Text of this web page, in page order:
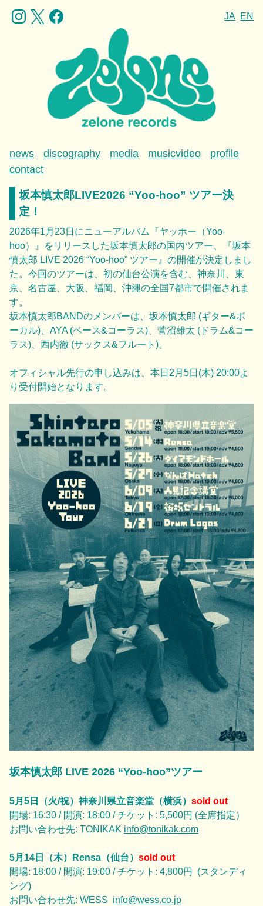
JA EN
news discography media musicvideo
profile
contact
坂本慎太郎LIVE2026 “Yoo-hoo” ツアー決
定！
2026年1月23日にニューアルバム『ヤッホー（Yoo-
hoo）』をリリースした坂本慎太郎の国内ツアー、『坂本
慎太郎 LIVE 2026 “Yoo-hoo” ツアー』の開催が決定しまし
た。今回のツアーは、初の仙台公演を含む、 神奈川、東
京、名古屋、大阪、福岡、沖縄の全国7都市で開催されま
す。
坂本慎太郎BANDのメンバーは、坂本慎太郎 (ギター&ボ
ーカル)、AYA (ベース&コーラス)、菅沼雄太 (ドラム&コー
ラス)、西内徹 (サックス&フルート)。
オフィシャル先行の申し込みは、本日2月5日(木) 20:00よ
り受付開始となります。
坂本慎太郎 LIVE 2026 “Yoo-hoo”ツアー
5月5日（火/祝）神奈川県立音楽堂 （横浜） sold out
開場: 16:30 / 開演: 18:00 / チケット: 5,500円 (全席指定）
お問い合わせ先: TONIKAK info@tonikak.com
5月14日（木）Rensa（仙台） sold out
開場: 18:00 / 開演: 19:00 / チケット: 4,800円 (スタンディ
ング)
お問い合わせ先: WESS info@wess.co.jp